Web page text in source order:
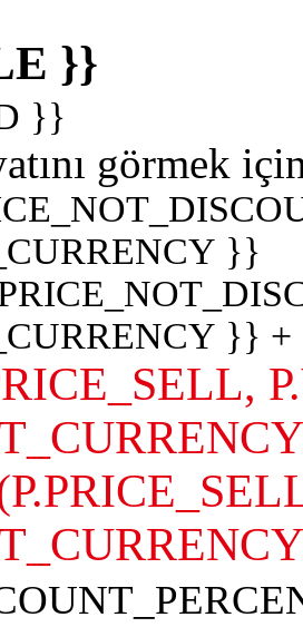
}}
}}
görmek
}}
}}